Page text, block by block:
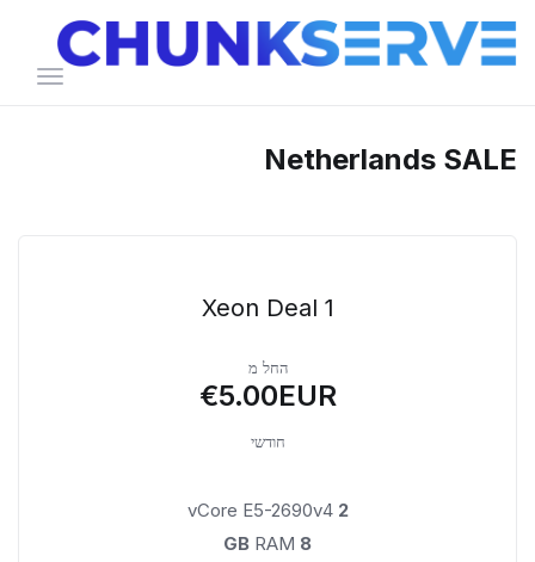
הפעלת
Netherlands SALE
Xeon Deal 1
החל מ
€5.00EUR
חודשי
2
vCore E5-2690v4
8 GB
RAM